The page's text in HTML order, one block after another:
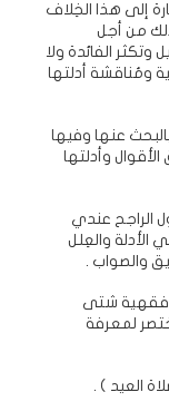
إلى هذا الخِلاف
من أجل
وتكثر الفائدة ولا
ومُناقشة أدلتها
عنها وفيها
وأدلتها
الراجح عندي
الأدلة والعِلل
والصواب .
فقهية شتى
لمعرفة
العيد ) .